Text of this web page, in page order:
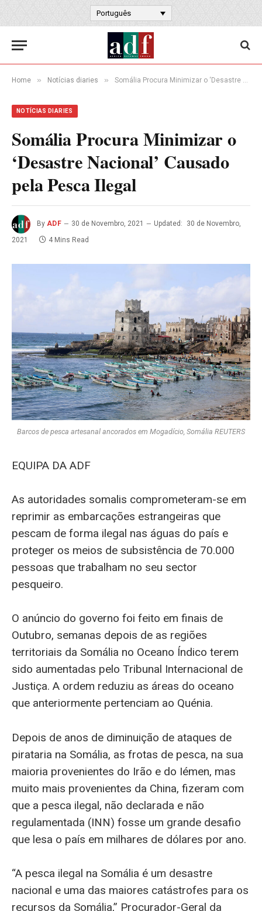
Português
Home » Notícias diaries » Somália Procura Minimizar o ‘Desastre Nacional’ Causado pela Pesca Ilegal
NOTÍCIAS DIARIES
Somália Procura Minimizar o
‘Desastre Nacional’ Causado
pela Pesca Ilegal
By ADF 30 de Novembro, 2021 Updated:
30 de Novembro,
2021
4 Mins Read
Barcos de pesca artesanal ancorados em Mogadício, Somália REUTERS
EQUIPA DA ADF
As autoridades somalis comprometeram-se em
reprimir as embarcações estrangeiras que
pescam de forma ilegal nas águas do país e
proteger os meios de subsistência de 70.000
pessoas que trabalham no seu sector
pesqueiro.
O anúncio do governo foi feito em finais de
Outubro, semanas depois de as regiões
territoriais da Somália no Oceano Índico terem
sido aumentadas pelo Tribunal Internacional de
Justiça. A ordem reduziu as áreas do oceano
que anteriormente pertenciam ao Quénia.
Depois de anos de diminuição de ataques de
pirataria na Somália, as frotas de pesca, na sua
maioria provenientes do Irão e do Iémen, mas
muito mais provenientes da China, fizeram com
que a pesca ilegal, não declarada e não
regulamentada (INN) fosse um grande desafio
que lesa o país em milhares de dólares por ano.
“A pesca ilegal na Somália é um desastre
nacional e uma das maiores catástrofes para os
recursos da Somália,” Procurador-Geral da